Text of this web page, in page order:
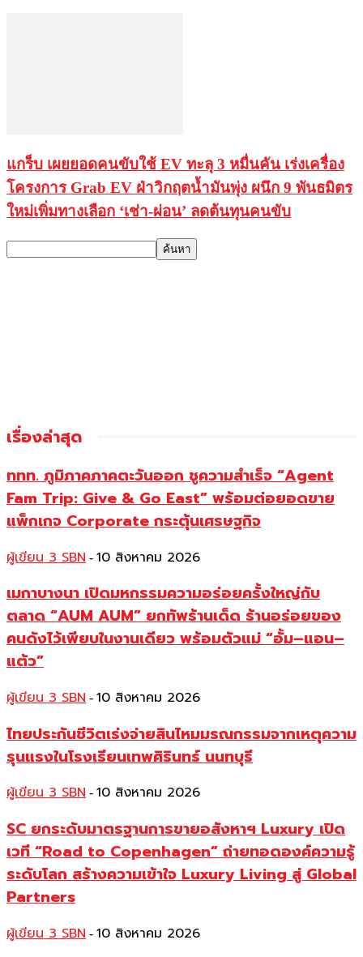
แกร็บ เผยยอดคนขับใช้ EV ทะลุ 3 หมื่นคัน เร่งเครื่อง
โครงการ Grab EV ฝ่าวิกฤตน้ำมันพุ่ง ผนึก 9 พันธมิตร
ใหม่เพิ่มทางเลือก ‘เช่า-ผ่อน’ ลดต้นทุนคนขับ
เรื่องล่าสุด
ททท. ภูมิภาคภาคตะวันออก ชูความสำเร็จ “Agent
Fam Trip: Give & Go East” พร้อมต่อยอดขาย
แพ็กเกจ Corporate กระตุ้นเศรษฐกิจ
ผู้เขียน 3 SBN - 10 สิงหาคม 2026
เมกาบางนา เปิดมหกรรมความอร่อยครั้งใหญ่กับ
ตลาด “AUM AUM” ยกทัพร้านเด็ด ร้านอร่อยของ
คนดังไว้เพียบในงานเดียว พร้อมตัวแม่ “อั้ม–แอน–
แต้ว”
ผู้เขียน 3 SBN - 10 สิงหาคม 2026
ไทยประกันชีวิตเร่งจ่ายสินไหมมรณกรรมจากเหตุความ
รุนแรงในโรงเรียนเทพศิรินทร์ นนทบุรี
ผู้เขียน 3 SBN - 10 สิงหาคม 2026
SC ยกระดับมาตรฐานการขายอสังหาฯ Luxury เปิด
เวที “Road to Copenhagen” ถ่ายทอดองค์ความรู้
ระดับโลก สร้างความเข้าใจ Luxury Living สู่ Global
Partners
ผู้เขียน 3 SBN - 10 สิงหาคม 2026